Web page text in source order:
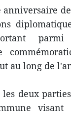
anniversaire
parmi
au long de
les deux